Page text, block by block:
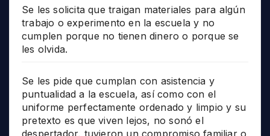
Se les solicita que traigan materiales para algún
trabajo o experimento en la escuela y no
cumplen porque no tienen dinero o porque se
les olvida.
Se les pide que cumplan con asistencia y
puntualidad a la escuela, así como con el
uniforme perfectamente ordenado y limpio y su
pretexto es que viven lejos, no sonó el
despertador, tuvieron un compromiso familiar o